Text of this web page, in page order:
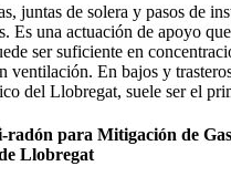
juntas de solera y pasos de
Es una actuación de apoyo
ser suficiente en
ventilación. En bajos y
del Llobregat, suele ser el
para Mitigación de
Llobregat